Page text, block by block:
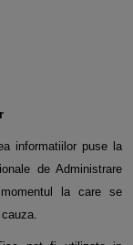
informatiilor puse la
de Administrare
la care se